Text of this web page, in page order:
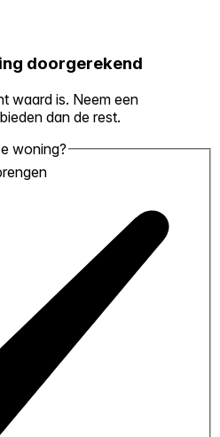
doorgerekend
waard is. Neem een
dan de rest.
woning?